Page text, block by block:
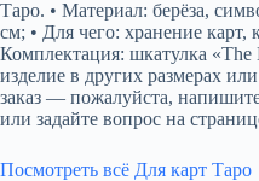
Таро. • Материал: берёза,
см; • Для чего: хранение карт,
Комплектация: шкатулка
изделие в других размерах
заказ — пожалуйста,
или задайте вопрос на
Посмотреть всё Для карт Таро